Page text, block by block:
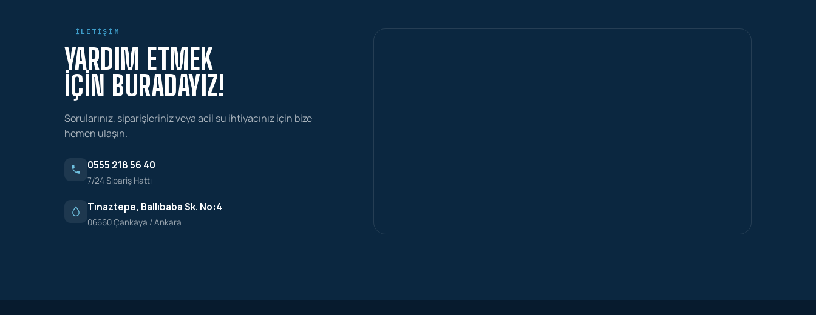
İLETIŞIM
YARDIM ETMEK
İÇIN BURADAYIZ!
Sorularınız, siparişleriniz veya acil su ihtiyacınız için bize
hemen ulaşın.
0555 218 56 40
7/24 Sipariş Hattı
Tınaztepe, Ballıbaba Sk. No:4
06660 Çankaya / Ankara